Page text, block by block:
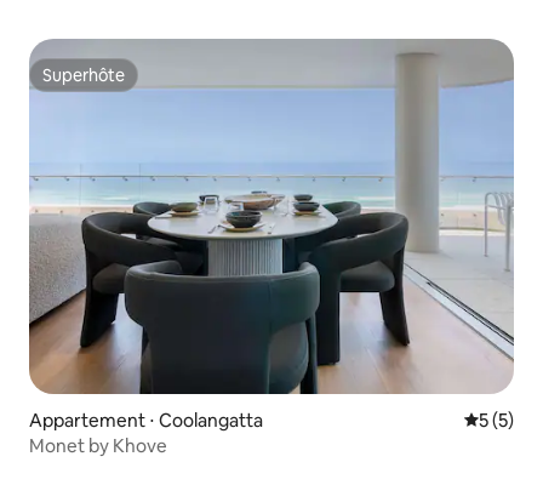
Superhôte
Superhôte
Appartement ⋅ Coolangatta
5 (5)
Monet by Khove